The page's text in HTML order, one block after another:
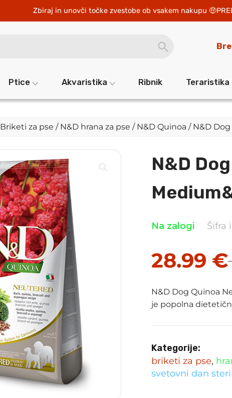
Zbiraj in unovči točke zvestobe ob vsakem nakupu
BUTTON
Ptice Akvaristika Ribnik Teraristika
Briketi za pse / N&D hrana za pse / N&D Quinoa / N&D
N&D
Na zalogi Šifra
28.99 €
Cenovni
od
93.99 €
N&D Dog Quinoa
je popolna
Kategorije:
briketi za pse,
svetovni dan